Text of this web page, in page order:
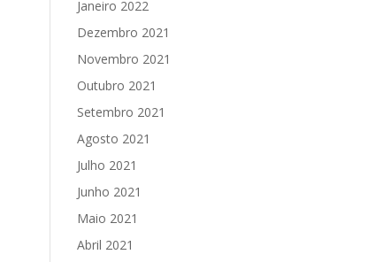
Janeiro 2022
Dezembro 2021
Novembro 2021
Outubro 2021
Setembro 2021
Agosto 2021
Julho 2021
Junho 2021
Maio 2021
Abril 2021